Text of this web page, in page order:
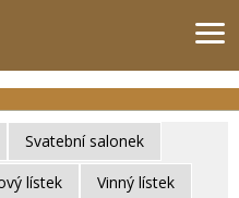
v klidné části města Brna
Svatební salonek
lístek Vinný lístek